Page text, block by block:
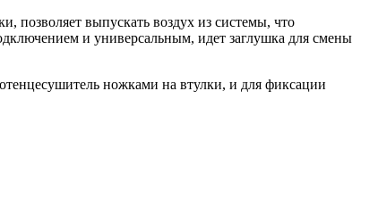
позволяет выпускать воздух из системы, что
и универсальным, идет заглушка для смены
ножками на втулки, и для фиксации